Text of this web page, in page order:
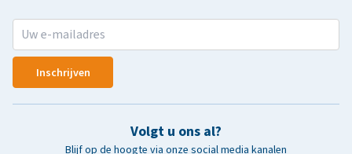
Inschrijven
Volgt u ons al?
Blijf op de hoogte via onze social media kanalen